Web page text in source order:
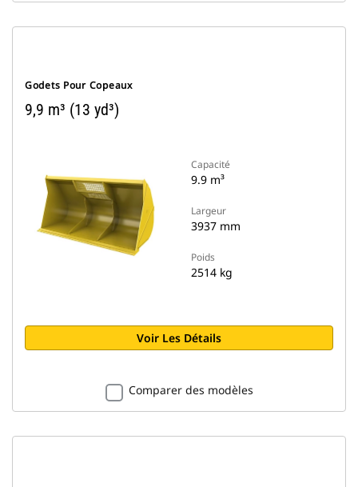
Godets Pour Copeaux
9,9 m³ (13 yd³)
Capacité
9.9 m³
Largeur
3937 mm
Poids
2514 kg
Voir Les Détails
Comparer des modèles